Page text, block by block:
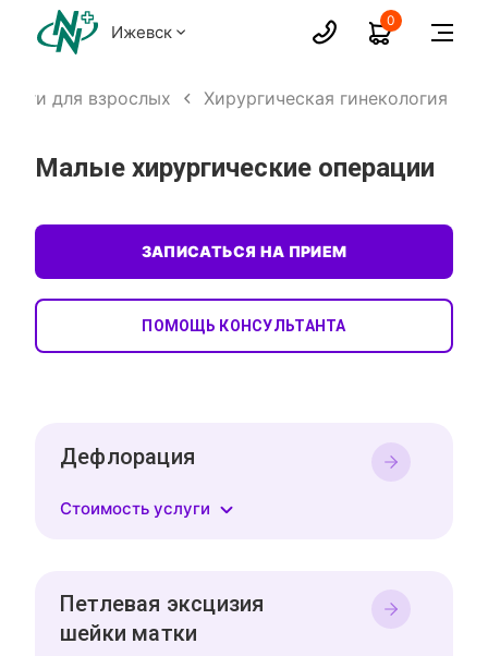
Ижевск
0
для взрослых Хирургическая гинекология
Малые хирургические операции
ЗАПИСАТЬСЯ НА ПРИЕМ
ПОМОЩЬ КОНСУЛЬТАНТА
Дефлорация
Стоимость услуги
Петлевая эксцизия
шейки матки